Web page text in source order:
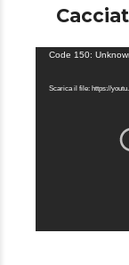
Video
Code 150:
Scarica il file: https://